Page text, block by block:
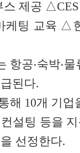
제공
팅 교육 △
항공‧숙박‧
된다.
해 10개 기업
설팅 등을
선정한다.